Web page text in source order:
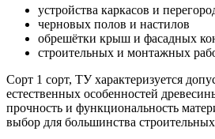
устройства каркасов и
черновых полов и настилов
обрешётки крыш и фасадных
строительных и монтажных
Сорт 1 сорт, ТУ характеризуется
естественных особенностей
прочность и функциональность
выбор для большинства строительных